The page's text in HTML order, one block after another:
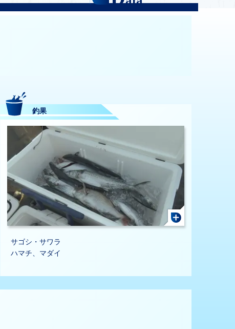
釣果
サゴシ・サワラ
ハマチ、マダイ